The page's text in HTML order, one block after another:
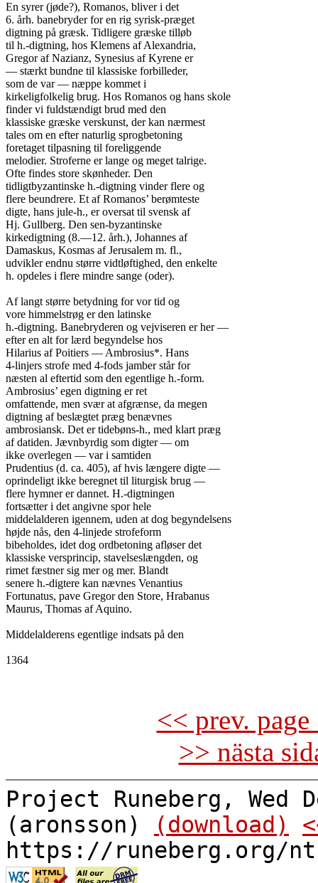
En syrer (jøde?), Romanos, bliver i det
6. årh. banebryder for en rig syrisk-præget
digtning på græsk. Tidligere græske tilløb
til h.-digtning, hos Klemens af Alexandria,
Gregor af Nazianz, Synesius af Kyrene er
— stærkt bundne til klassiske forbilleder,
som de var — næppe kommet i
kirkeligfolkelig brug. Hos Romanos og hans skole
finder vi fuldstændigt brud med den
klassiske græske verskunst, der kan nærmest
tales om en efter naturlig sprogbetoning
foretaget tilpasning til foreliggende
melodier. Stroferne er lange og meget talrige.
Ofte findes store skønheder. Den
tidligtbyzantinske h.-digtning vinder flere og
flere beundrere. Et af Romanos’ berømteste
digte, hans jule-h., er oversat til svensk af
Hj. Gullberg. Den sen-byzantinske
kirkedigtning (8.—12. årh.), Johannes af
Damaskus, Kosmas af Jerusalem m. fl.,
udvikler endnu større vidtløftighed, den enkelte
h. opdeles i flere mindre sange (oder).
Af langt større betydning for vor tid og
vore himmelstrøg er den latinske
h.-digtning. Banebryderen og vejviseren er her —
efter en alt for lærd begyndelse hos
Hilarius af Poitiers — Ambrosius*. Hans
4-linjers strofe med 4-fods jamber står for
næsten al eftertid som den egentlige h.-form.
Ambrosius’ egen digtning er ret
omfattende, men svær at afgrænse, da megen
digtning af beslægtet præg benævnes
ambrosiansk. Det er tidebøns-h., med klart præg
af datiden. Jævnbyrdig som digter — om
ikke overlegen — var i samtiden
Prudentius (d. ca. 405), af hvis længere digte —
oprindeligt ikke beregnet til liturgisk brug —
flere hymner er dannet. H.-digtningen
fortsætter i det angivne spor hele
middelalderen igennem, uden at dog begyndelsens
højde nås, den 4-linjede strofeform
bibeholdes, idet dog ordbetoning afløser det
klassiske versprincip, stavelseslængden, og
rimet fæstner sig mer og mer. Blandt
senere h.-digtere kan nævnes Venantius
Fortunatus, pave Gregor den Store, Hrabanus
Maurus, Thomas af Aquino.
Middelalderens egentlige indsats på den
1364
<< prev.
>> nästa
Project Runeberg, Wed
(aronsson)
(download)
https://runeberg.org/